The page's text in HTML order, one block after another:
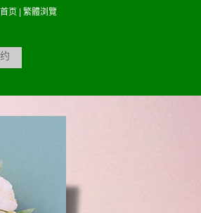
页 繁體浏覽